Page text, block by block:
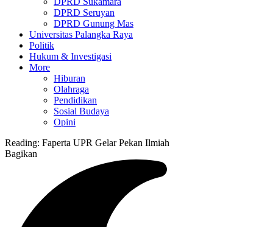
DPRD Seruyan
DPRD Gunung Mas
Universitas Palangka Raya
Politik
Hukum & Investigasi
More
Hiburan
Olahraga
Pendidikan
Sosial Budaya
Opini
Reading: Faperta UPR Gelar Pekan Ilmiah
Bagikan